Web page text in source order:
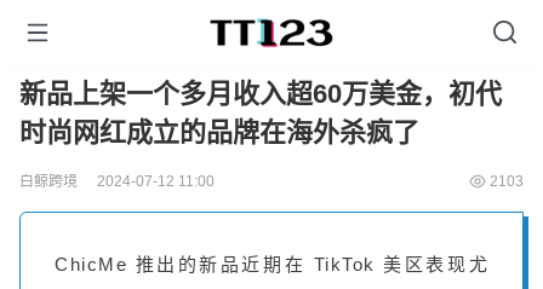
新品上架一个多月收入超60万美金，初代
时尚网红成立的品牌在海外杀疯了
白鲸跨境 2024-07-12 11:00 2103
ChicMe 推出的新品近期在 TikTok 美区表现尤